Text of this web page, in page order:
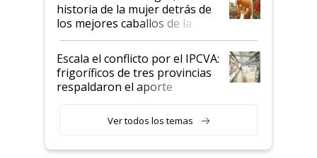
historia de la mujer detrás de
los mejores caballos de la
Argentina y los mitos que
todavía hacen sufrir a estos
animales: "Mientras me
descalificaban, yo seguí
haciendo currículum"
Escala el conflicto por el IPCVA:
frigoríficos de tres provincias
respaldaron el aporte
Ver todos los temas